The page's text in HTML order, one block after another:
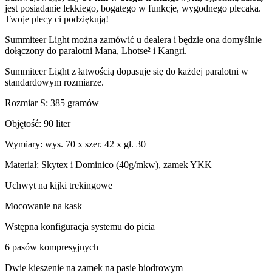
jest posiadanie lekkiego, bogatego w funkcje, wygodnego plecaka.
Twoje plecy ci podziękują!
Summiteer Light można zamówić u dealera i będzie ona domyślnie
dołączony do paralotni Mana, Lhotse² i Kangri.
Summiteer Light z łatwością dopasuje się do każdej paralotni w
standardowym rozmiarze.
Rozmiar S: 385 gramów
Objętość: 90 liter
Wymiary: wys. 70 x szer. 42 x gł. 30
Materiał: Skytex i Dominico (40g/mkw), zamek YKK
Uchwyt na kijki trekingowe
Mocowanie na kask
Wstępna konfiguracja systemu do picia
6 pasów kompresyjnych
Dwie kieszenie na zamek na pasie biodrowym